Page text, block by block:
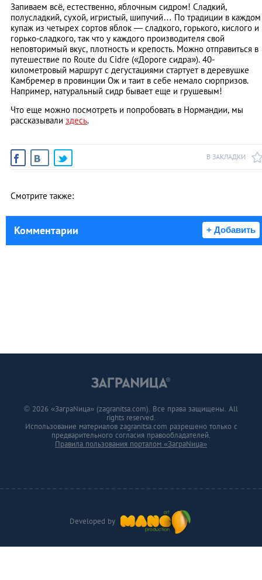
Запиваем всё, естественно, яблочным сидром! Сладкий,
полусладкий, сухой, игристый, шипучий… По традиции в каждом
купаж из четырех сортов яблок ― сладкого, горького, кислого и
горько-сладкого, так что у каждого производителя свой
неповторимый вкус, плотность и крепость. Можно отправиться в
путешествие по Route du Cidre («Дороге сидра»). 40-
километровый маршрут с дегустациями стартует в деревушке
Камбремер в провинции Ож и таит в себе немало сюрпризов.
Например, натуральный сидр бывает еще и грушевым!
Что еще можно посмотреть и попробовать в Нормандии, мы
рассказывали здесь.
В ЗАКЛАДКИ
Смотрите также:
Комментарии + Добавить
Developed by
© 2026 «ЗаграNица» (zagranitsa.com). Все права защищены. All
rights reserved.
Использование материалов zagranitsa.com разрешено только с
предварительного согласия правообладателей.
Правила пользования порталом «ЗаграNица»